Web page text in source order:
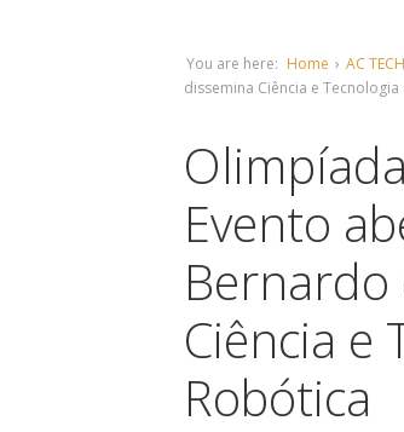
You are here: Home › AC TECH
dissemina Ciência e
Evento
Bernardo
Ciência e
Robótica